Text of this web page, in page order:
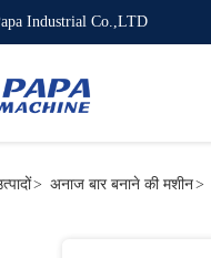
Industrial Co.,LTD
> अनाज बार बनाने की मशीन>